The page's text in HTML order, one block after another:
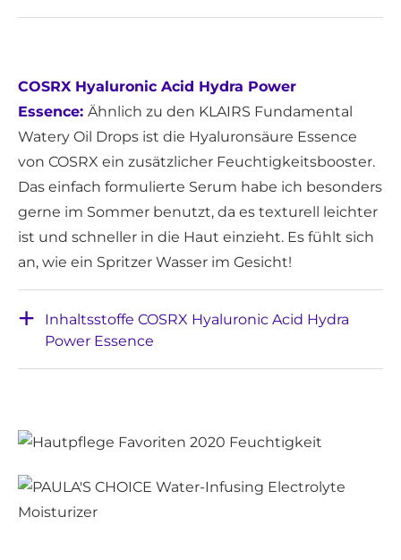
COSRX Hyaluronic Acid Hydra Power
Essence: Ähnlich zu den KLAIRS Fundamental
Watery Oil Drops ist die Hyaluronsäure Essence
von COSRX ein zusätzlicher Feuchtigkeitsbooster.
Das einfach formulierte Serum habe ich besonders
gerne im Sommer benutzt, da es texturell leichter
ist und schneller in die Haut einzieht. Es fühlt sich
an, wie ein Spritzer Wasser im Gesicht!
Inhaltsstoffe COSRX Hyaluronic Acid Hydra
Power Essence